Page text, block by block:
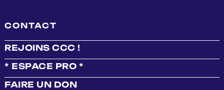
CONTACT
REJOINS CCC !
* ESPACE PRO *
FAIRE UN DON